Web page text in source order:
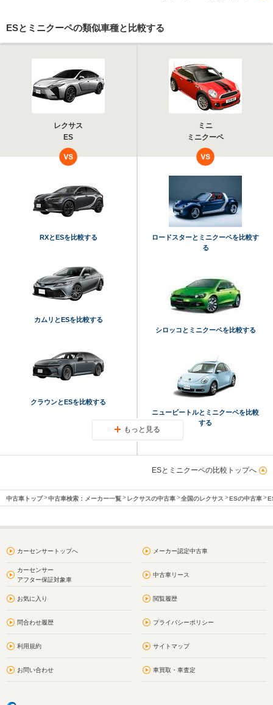
ESとミニクーペの類似車種と比較する
レクサス
ES
ミニ
ミニクーペ
RXとESを比較する
カムリとESを比較する
クラウンとESを比較する
ロードスターとミニクーペを比較す
る
シロッコとミニクーペを比較する
ニュービートルとミニクーペを比較
する
もっと見る
ESとミニクーペの比較トップへ
中古車トップ 中古車検索：メーカー一覧 レクサスの中古車 全国のレクサス ESの中古車
カーセンサートップへ メーカー認定中古車
カーセンサー
アフター保証対象車
中古車リース
お気に入り 閲覧履歴
問合わせ履歴 プライバシーポリシー
利用規約 サイトマップ
お問い合わせ 車買取・車査定